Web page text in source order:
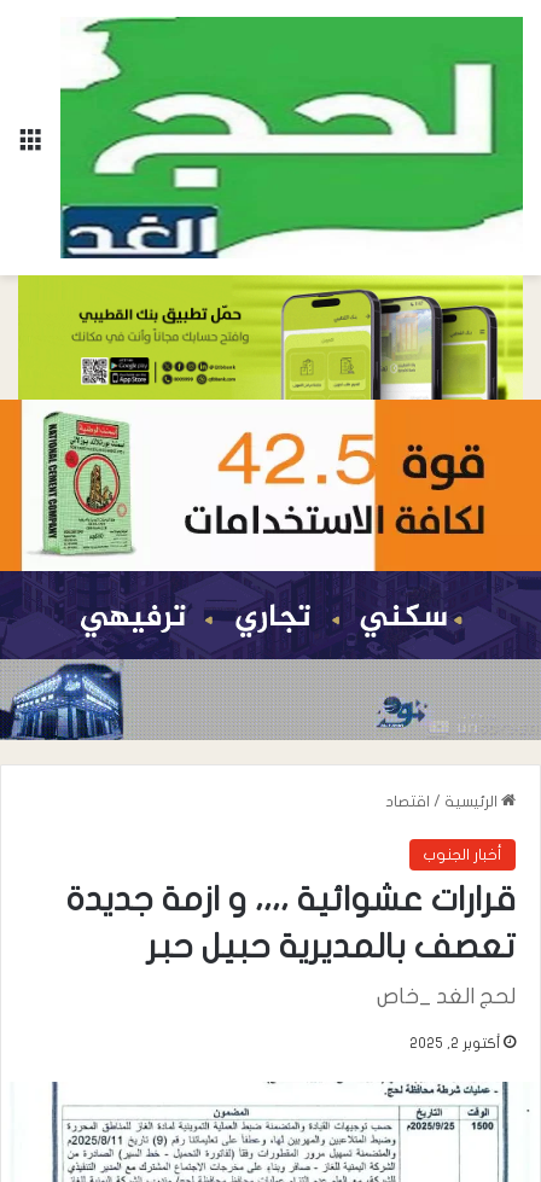
الرئيسية / اقتصاد
أخبار الجنوب
قرارات عشوائية ،،،، و ازمة جديدة
تعصف بالمديرية حبيل حبر
لحج الغد _خاص
أكتوبر 2, 2025